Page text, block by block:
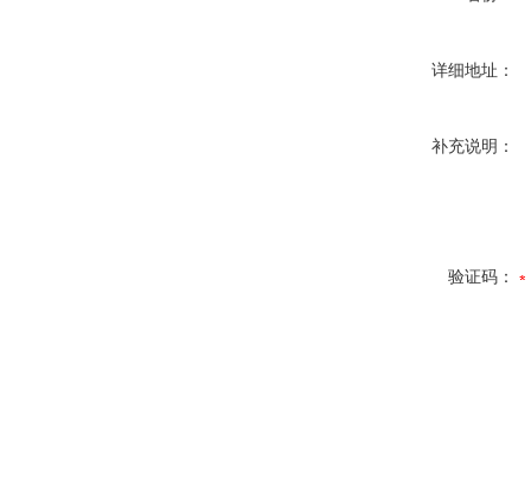
详细地址：
补充说明：
验证码：